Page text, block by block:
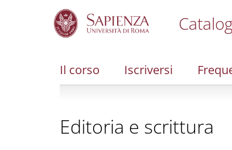
Il corso Iscriversi
Editoria e scrittura